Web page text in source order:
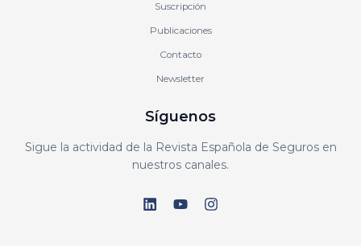
Suscripción
Publicaciones
Contacto
Newsletter
Síguenos
Sigue la actividad de la Revista Española de Seguros en
nuestros canales.